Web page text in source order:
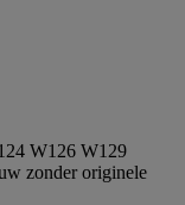
W126 W129
zonder originele